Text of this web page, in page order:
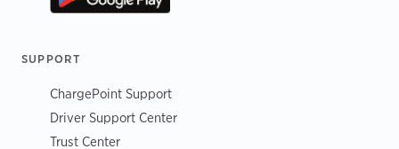
SUPPORT
ChargePoint Support
Driver Support Center
Trust Center